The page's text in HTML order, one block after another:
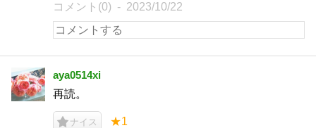
コメント(0) 2023/10/22
aya0514xi
再読。
ナイス ★1